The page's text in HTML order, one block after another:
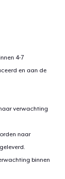
4-7
en aan de
verwachting
naar
binnen